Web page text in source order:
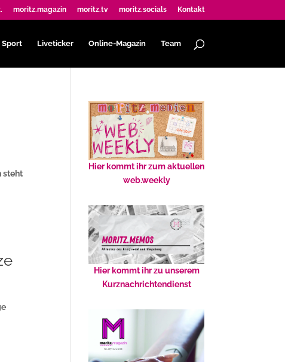
moritz.magazin moritz.tv moritz.socials Kontakt
Sport Liveticker Online-Magazin Team
steht
Hier kommt ihr zum aktuellen
web.weekly
Hier kommt ihr zu unserem
Kurznachrichtendienst